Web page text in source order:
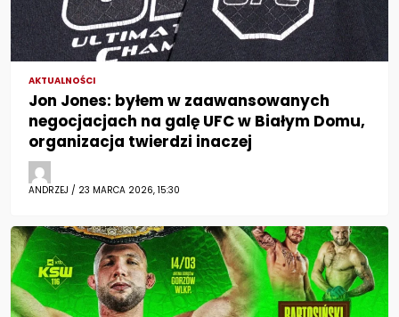
AKTUALNOŚCI
Jon Jones: byłem w zaawansowanych
negocjacjach na galę UFC w Białym Domu,
organizacja twierdzi inaczej
ANDRZEJ / 23 MARCA 2026, 15:30